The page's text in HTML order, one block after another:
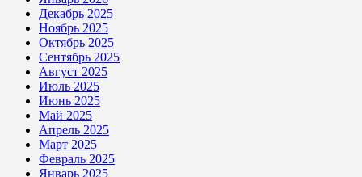
Декабрь 2025
Ноябрь 2025
Октябрь 2025
Сентябрь 2025
Август 2025
Июль 2025
Июнь 2025
Май 2025
Апрель 2025
Март 2025
Февраль 2025
Январь 2025